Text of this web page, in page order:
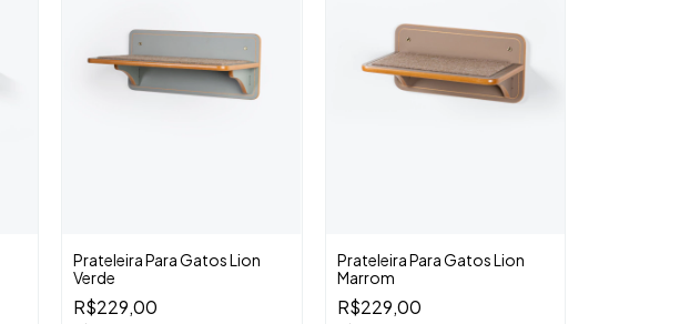
Prateleira Para Gatos Lion
Verde
R$229,00
Prateleira Para Gatos Lion
Marrom
R$229,00